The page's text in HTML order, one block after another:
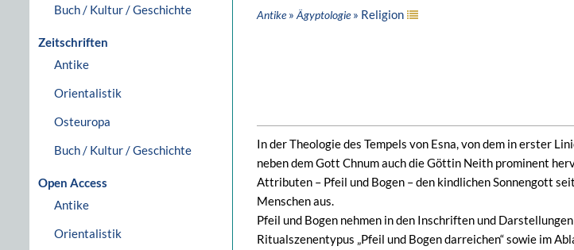
Buch / Kultur / Geschichte
Zeitschriften
Antike
Orientalistik
Osteuropa
Buch / Kultur / Geschichte
Open Access
Antike
Orientalistik
Antike» Ägyptologie» Religion
In der Theologie des Tempels von Esna, von dem in erster
neben dem Gott Chnum auch die Göttin Neith prominent
Attributen – Pfeil und Bogen – den kindlichen Sonnengott
Menschen aus.
Pfeil und Bogen nehmen in den Inschriften und
Ritualszenentypus „Pfeil und Bogen darreichen“ sowie im